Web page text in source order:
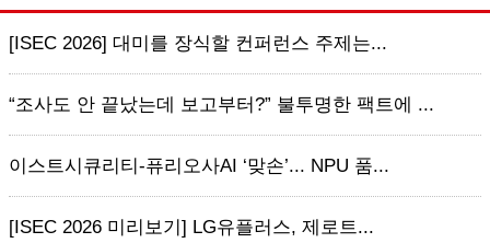
[ISEC 2026] 대미를 장식할 컨퍼런스 주제는...
“조사도 안 끝났는데 보고부터?” 불투명한 팩트에 ...
이스트시큐리티-퓨리오사AI ‘맞손’... NPU 품...
[ISEC 2026 미리보기] LG유플러스, 제로트...